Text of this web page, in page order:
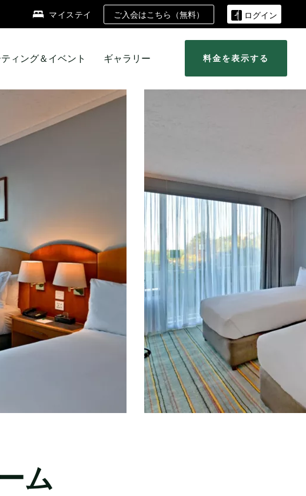
マイステイ ご入会はこちら（無料） ログイン
ティング＆イベント ギャラリー 料金を表示する
ム